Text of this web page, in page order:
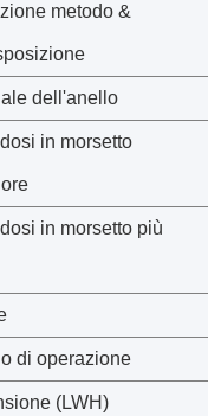
metodo &
dell'anello
in morsetto
in morsetto più
di operazione
(LWH)